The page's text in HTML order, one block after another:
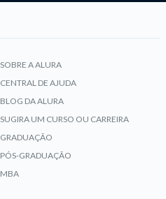
SOBRE A ALURA
CENTRAL DE AJUDA
BLOG DA ALURA
SUGIRA UM CURSO OU CARREIRA
GRADUAÇÃO
PÓS-GRADUAÇÃO
MBA